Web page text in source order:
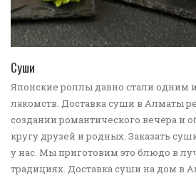
Суши
Японские роллы давно стали одним
лакомств. Доставка суши в Алматы
создании романтического вечера и
кругу друзей и родных. Заказать
у нас. Мы приготовим это блюдо в
традициях. Доставка суши на дом в